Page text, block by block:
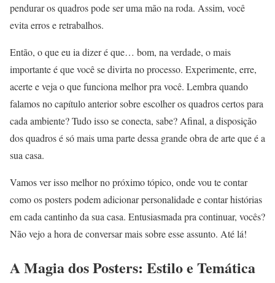
pendurar os quadros pode ser uma mão na roda. Assim, você
evita erros e retrabalhos.
Então, o que eu ia dizer é que… bom, na verdade, o mais
importante é que você se divirta no processo. Experimente, erre,
acerte e veja o que funciona melhor pra você. Lembra quando
falamos no capítulo anterior sobre escolher os quadros certos para
cada ambiente? Tudo isso se conecta, sabe? Afinal, a disposição
dos quadros é só mais uma parte dessa grande obra de arte que é a
sua casa.
Vamos ver isso melhor no próximo tópico, onde vou te contar
como os posters podem adicionar personalidade e contar histórias
em cada cantinho da sua casa. Entusiasmada pra continuar, vocês?
Não vejo a hora de conversar mais sobre esse assunto. Até lá!
A Magia dos Posters: Estilo e Temática